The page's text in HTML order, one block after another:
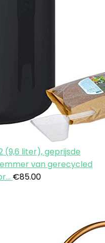
(9,6 liter), geprijsde
van gerecycled
€85.00